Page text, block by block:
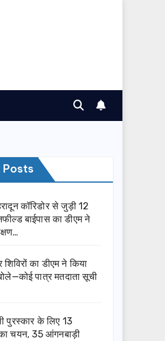
Posts
कॉरिडोर से जुड़ी 12
बाईपास का डीएम ने
का डीएम ने किया
पात्र मतदाता सूची
पुरस्कार के लिए 13
चयन, 35 आंगनबाड़ी